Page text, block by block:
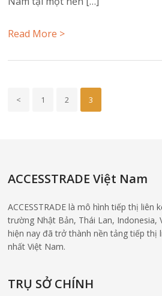
Read More >
< 1 2 3
ACCESSTRADE Việt Nam
ACCESSTRADE là mô hình tiếp thị liên
trường Nhật Bản, Thái Lan, Indonesia,
hiện nay đã trở thành nền tảng tiếp thị
nhất Việt Nam.
TRỤ SỞ CHÍNH